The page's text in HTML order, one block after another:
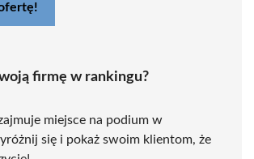
firmę w rankingu?
miejsce na podium w
się i pokaż swoim klientom, że